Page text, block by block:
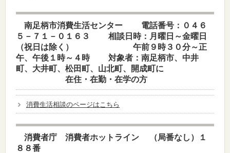
南足柄市消費生活センター 電話番号：０４６
５－７１－０１６３
相談日時：月曜日～金曜日
（祝日は除く）
午前９時３０分～正
午、午後１時～４時 対象者：南足柄市、中井
町、大井町、松田町、山北町、開成町に
在住・在勤・在学の方
消費生活相談のページはこちら
消費者庁 消費者ホットライン （局番なし）１
８８番